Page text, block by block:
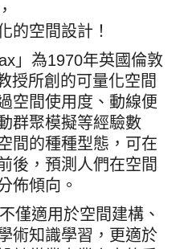
的空間設計！
」為1970年英國倫敦
授所創的可量化空間
空間使用度、動線便
群聚模擬等經驗數
間的種種型態，可在
後，預測人們在空間
佈傾向。
僅適用於空間建構、
術知識學習，更適於